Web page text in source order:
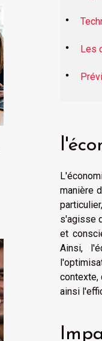
Les
manière
s'agisse
et
Ainsi,
contexte,
ainsi